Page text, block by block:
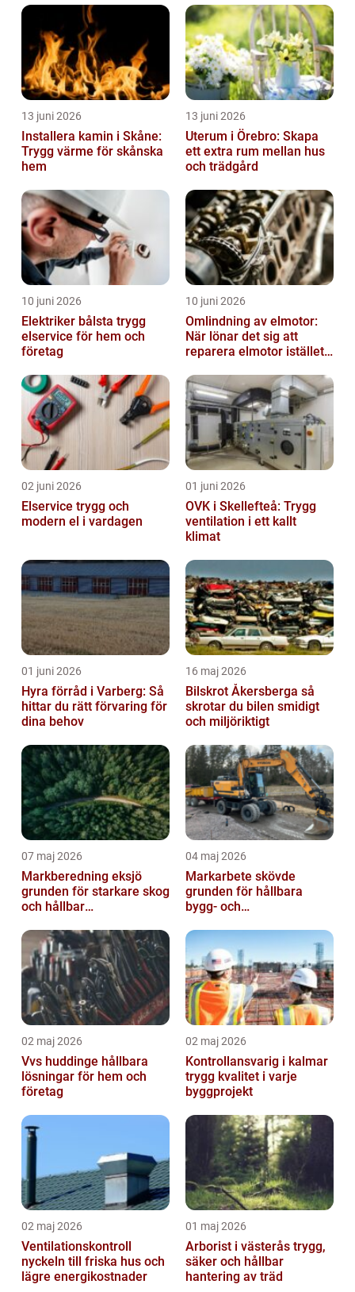
13 juni 2026
Installera kamin i Skåne:
Trygg värme för skånska
hem
13 juni 2026
Uterum i Örebro: Skapa
ett extra rum mellan hus
och trädgård
10 juni 2026
Elektriker bålsta trygg
elservice för hem och
företag
10 juni 2026
Omlindning av elmotor:
När lönar det sig att
reparera elmotor istället
02 juni 2026
Elservice trygg och
modern el i vardagen
01 juni 2026
OVK i Skellefteå: Trygg
ventilation i ett kallt
klimat
01 juni 2026
Hyra förråd i Varberg: Så
hittar du rätt förvaring för
dina behov
16 maj 2026
Bilskrot Åkersberga så
skrotar du bilen smidigt
och miljöriktigt
07 maj 2026
Markberedning eksjö
grunden för starkare skog
och hållbar
04 maj 2026
Markarbete skövde
grunden för hållbara
bygg- och
02 maj 2026
Vvs huddinge hållbara
lösningar för hem och
företag
02 maj 2026
Kontrollansvarig i kalmar
trygg kvalitet i varje
byggprojekt
02 maj 2026
Ventilationskontroll
nyckeln till friska hus och
lägre energikostnader
01 maj 2026
Arborist i västerås trygg,
säker och hållbar
hantering av träd